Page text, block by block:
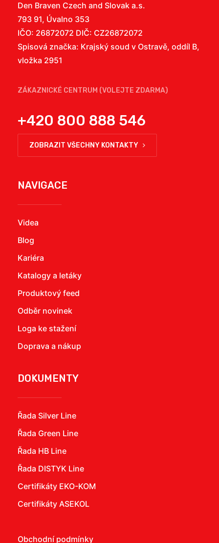
Den Braven Czech and Slovak a.s.
793 91, Úvalno 353
IČO: 26872072 DIČ: CZ26872072
Spisová značka: Krajský soud v Ostravě, oddíl B,
vložka 2951
ZÁKAZNICKÉ CENTRUM (VOLEJTE ZDARMA)
+420 800 888 546
ZOBRAZIT VŠECHNY KONTAKTY
NAVIGACE
Videa
Blog
Kariéra
Katalogy a letáky
Produktový feed
Odběr novinek
Loga ke stažení
Doprava a nákup
DOKUMENTY
Řada Silver Line
Řada Green Line
Řada HB Line
Řada DISTYK Line
Certifikáty EKO-KOM
Certifikáty ASEKOL
Obchodní podmínky